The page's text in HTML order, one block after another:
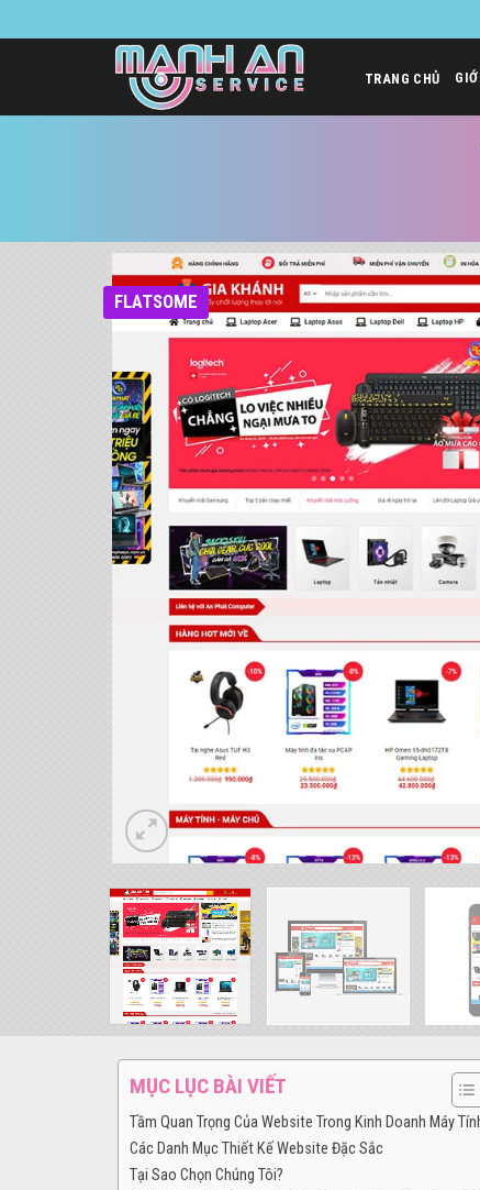
qua
TRANG CHỦ
FLATSOME
MỤC LỤC BÀI VIẾT
Tầm Quan Trọng Của Website Trong Kinh Doanh Máy
Các Danh Mục Thiết Kế Website Đặc Sắc
Tại Sao Chọn Chúng Tôi?